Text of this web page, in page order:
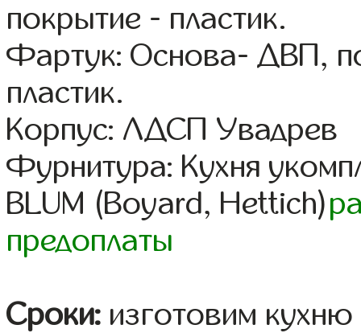
покрытие - пластик.
Фартук: Основа- ДВП,
пластик.
Корпус: ЛДСП Увадрев
Фурнитура: Кухня
BLUM (Boyard, Hettich)
предоплаты
Сроки: изготовим